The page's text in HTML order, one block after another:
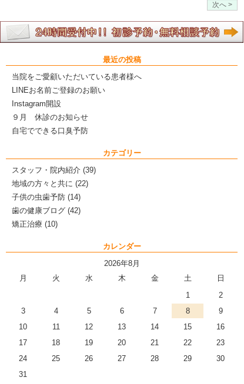
次へ >
最近の投稿
当院をご愛顧いただいている患者様へ
LINEお名前ご登録のお願い
Instagram開設
９月 休診のお知らせ
自宅でできる口臭予防
カテゴリー
スタッフ・院内紹介 (39)
地域の方々と共に (22)
子供の虫歯予防 (14)
歯の健康ブログ (42)
矯正治療 (10)
カレンダー
2026年8月
月
火 水 木 金 土
日
1
2
3
4 5 6 7 8
9
10
11 12 13 14 15
16
17
18 19 20 21 22
23
24
25 26 27 28 29
30
31